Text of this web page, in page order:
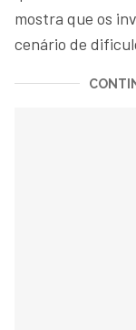
mostra que os
cenário de